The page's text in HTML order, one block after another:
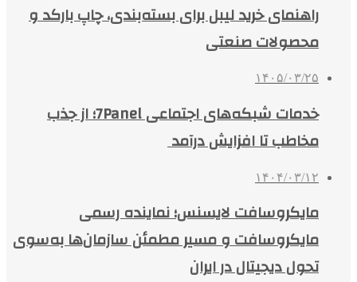
راهنمای خرید لیبل برای بسته‌بندی، چاپ بارکد و
محصولات صنعتی
۱۴۰۵/۰۳/۲۵
خدمات شبکه‌های اجتماعی 7Panel؛ از جذب
مخاطب تا افزایش درآمد
۱۴۰۴/۰۳/۱۲
مایکروسافت لایسنس؛ نماینده رسمی
مایکروسافت و مسیر مطمئن سازمان‌ها به‌سوی
تحول دیجیتال در ایران